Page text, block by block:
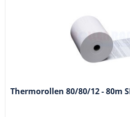
Thermorollen 80/80/12 - 80m